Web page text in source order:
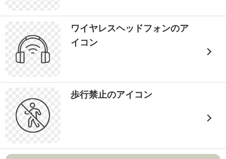
ワイヤレスヘッドフォンのア
イコン
歩行禁止のアイコン